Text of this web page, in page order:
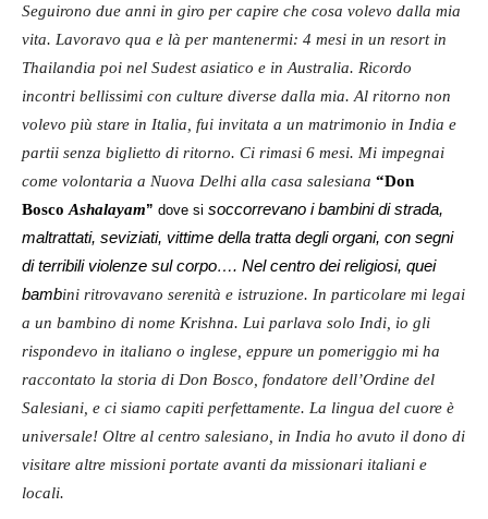
Seguirono due anni in giro per capire che cosa volevo dalla mia
vita. Lavoravo qua e là per mantenermi: 4 mesi in un resort in
Thailandia poi nel Sudest asiatico e in Australia. Ricordo
incontri bellissimi con culture diverse dalla mia. Al ritorno non
volevo più stare in Italia, fui invitata a un matrimonio in India e
partii senza biglietto di ritorno. Ci rimasi 6 mesi. Mi impegnai
come volontaria a Nuova Delhi alla casa salesiana “Don
Bosco Ashalayam” dove si soccorrevano i bambini di strada,
maltrattati, seviziati, vittime della tratta degli organi, con segni
di terribili violenze sul corpo…. Nel centro dei religiosi, quei
bambini ritrovavano serenità e istruzione. In particolare mi legai
a un bambino di nome Krishna. Lui parlava solo Indi, io gli
rispondevo in italiano o inglese, eppure un pomeriggio mi ha
raccontato la storia di Don Bosco, fondatore dell’Ordine del
Salesiani, e ci siamo capiti perfettamente. La lingua del cuore è
universale! Oltre al centro salesiano, in India ho avuto il dono di
visitare altre missioni portate avanti da missionari italiani e
locali.